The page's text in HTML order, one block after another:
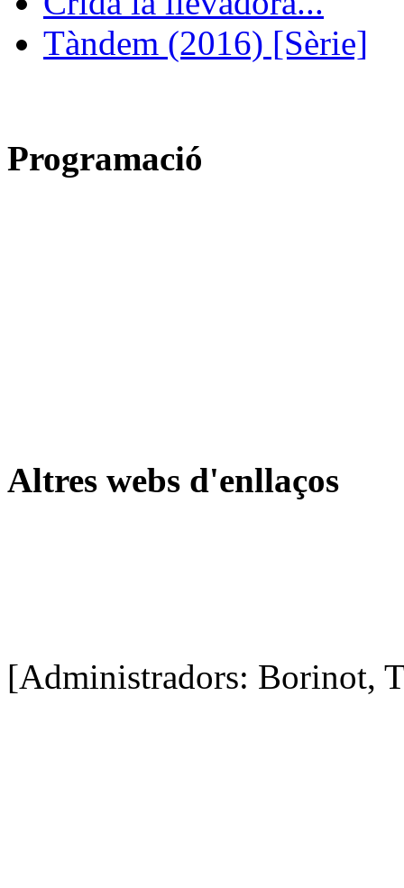
Tàndem (2016) [Sèrie]
Programació
Altres webs d'enllaços
[Administradors: Borinot,